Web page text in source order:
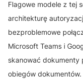
Flagowe modele z tej
architekturę
bezproblemowe
Microsoft Teams i
skanować
obiegów dokumentów.